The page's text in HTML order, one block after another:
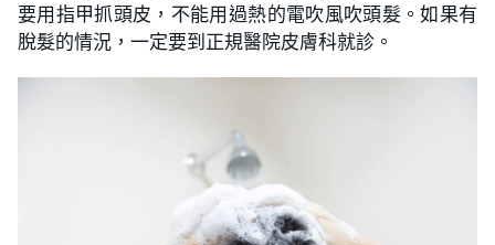
要用指甲抓頭皮，不能用過熱的電吹風吹頭髮。如果有
脫髮的情況，一定要到正規醫院皮膚科就診。